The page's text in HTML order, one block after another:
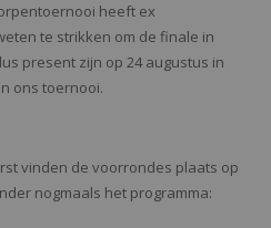
heeft ex
te strikken om de finale in
present zijn op 24 augustus in
ons toernooi.
vinden de voorrondes plaats op
nogmaals het programma: